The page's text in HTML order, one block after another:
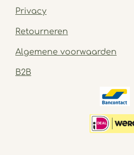
Privacy
Retourneren
Algemene voorwaarden
B2B